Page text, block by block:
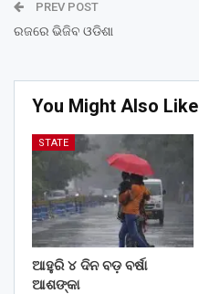
PREV POST
ରଜରେ ଭିଜିବ ଓଡିଶା
You Might Also Like
STATE
ଆହୁରି ୪ ଦିନ ବଡ଼ ବର୍ଷା
ଆଶଙ୍କା